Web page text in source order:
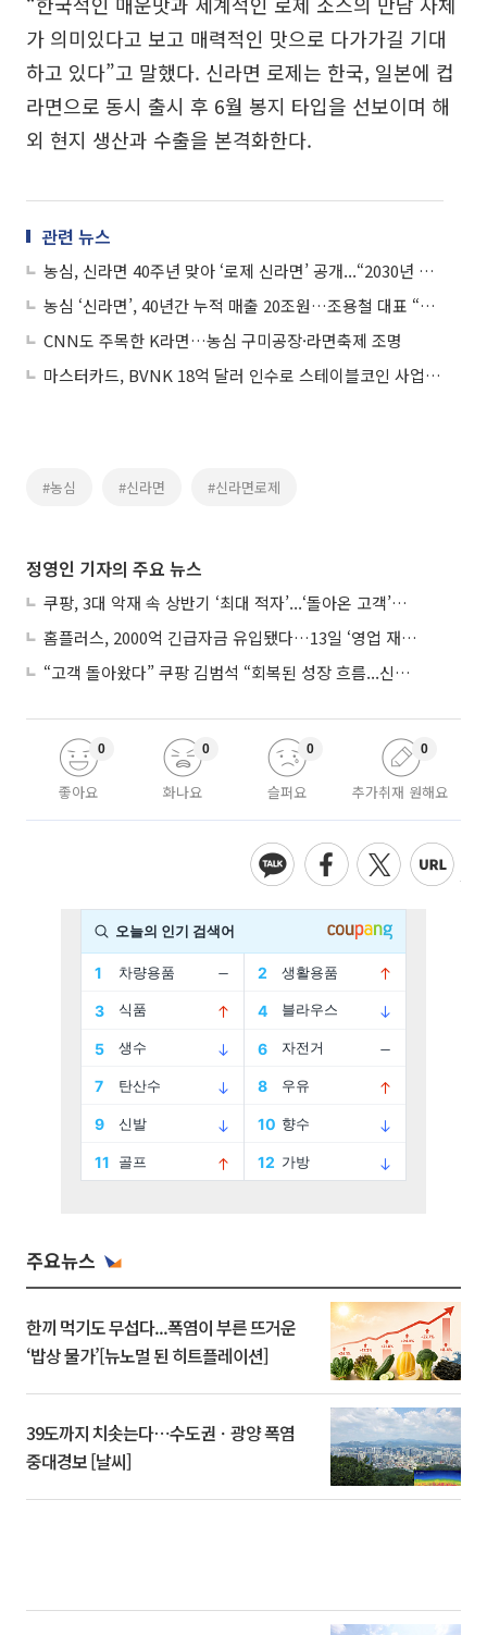
가 의미있다고 보고 매력적인 맛으로 다가가길 기대
하고 있다”고 말했다. 신라면 로제는 한국, 일본에 컵
라면으로 동시 출시 후 6월 봉지 타입을 선보이며 해
외 현지 생산과 수출을 본격화한다.
관련 뉴스
농심, 신라면 40주년 맞아 ‘로제 신라면’ 공개...“2030년 매출 7조 시대 열 것”
농심 ‘신라면’, 40년간 누적 매출 20조원…조용철 대표 “해외 매출 60%로 확대”
CNN도 주목한 K라면…농심 구미공장·라면축제 조명
마스터카드, BVNK 18억 달러 인수로 스테이블코인 사업 본격 확장
#농심 #신라면 #신라면로제
정영인 기자의 주요 뉴스
쿠팡, 3대 악재 속 상반기 ‘최대 적자’...‘돌아온 고객’에 수익성 반등 주목
홈플러스, 2000억 긴급자금 유입됐다…13일 ‘영업 재개’
“고객 돌아왔다” 쿠팡 김범석 “회복된 성장 흐름...신사업 확대 위한 투자 유지”
좋아요
0
화나요
0
슬퍼요
0
추가취재 원해요
0
주요뉴스
한끼 먹기도 무섭다...폭염이 부른 뜨거운
‘밥상 물가’[뉴노멀 된 히트플레이션]
39도까지 치솟는다⋯수도권ㆍ광양 폭염
중대경보 [날씨]